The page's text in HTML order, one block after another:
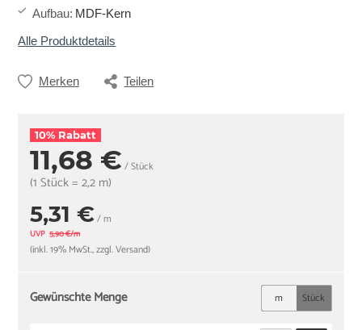
Aufbau: MDF-Kern
Alle Produktdetails
Merken Teilen
10% Rabatt
11,68 € / Stück
(1 Stück = 2,2 m)
5,31 €/ m
UVP 5,90 €/m
(inkl. 19% MwSt., zzgl. Versand)
Gewünschte Menge m Stück